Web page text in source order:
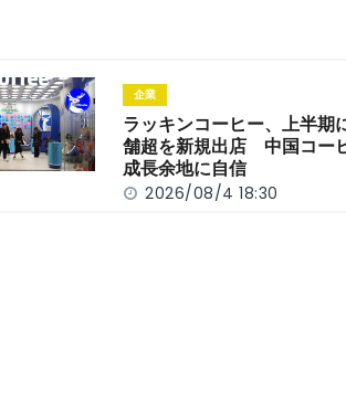
企業
ラッキンコーヒー、上半
舗超を新規出店 中国コー
成長余地に自信
2026/08/4 18:30